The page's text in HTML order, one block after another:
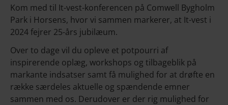
Kom med til It-vest-konferencen på Comwell Bygholm
Park i Horsens, hvor vi sammen markerer, at It-vest i
2024 fejrer 25-års jubilæum.
Over to dage vil du opleve et potpourri af
inspirerende oplæg, workshops og tilbageblik på
markante indsatser samt få mulighed for at drøfte en
række særdeles aktuelle og spændende emner
sammen med os. Derudover er der rig mulighed for